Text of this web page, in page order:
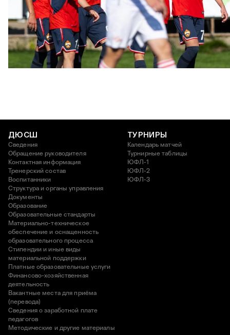
ЮФЛ: Московское дерби на «Октябре»
3 АВГУСТА 2026 14:15
ДЮСШ
Сведения
Обращение руководителя
Контактная информация
Тренерский состав
Воспитанники
Структура и органы управления
Документы
Образование
Образовательные стандарты
Материально-техническое
обеспечение и оснащенность
образовательного процесса
Стипендии и иные виды
материальной поддержки
Платные образовательные услуги
Финансово-хозяйственная
деятельность
Вакантные места для приёма
(перевода)
Сведения о заработной плате
педагогов
Методические и другие материалы
ТУРНИРЫ
Календарь матчей
Турнирные таблицы
ЮФЛ-1
ЮФЛ-2
ЮФЛ-3